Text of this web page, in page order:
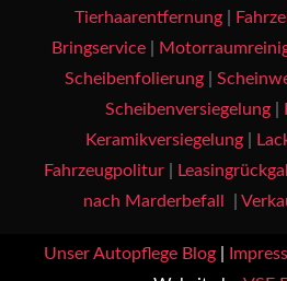
Tierhaarentfernung|
Bringservice|
Scheibenfolierung|
Scheibenversiegelung|
Keramikversiegelung|
Fahrzeugpolitur|
nach Marderbefall
Unser Autopflege Blog|